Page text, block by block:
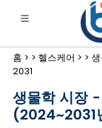
홈 > > 헬스케어 > >
2031
생물학 시장
(2024~2031